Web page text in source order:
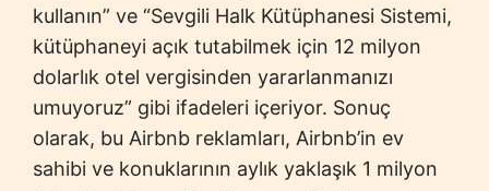
kullanın” ve “Sevgili Halk Kütüphanesi Sistemi,
kütüphaneyi açık tutabilmek için 12 milyon
dolarlık otel vergisinden yararlanmanızı
umuyoruz” gibi ifadeleri içeriyor. Sonuç
olarak, bu Airbnb reklamları, Airbnb’in ev
sahibi ve konuklarının aylık yaklaşık 1 milyon